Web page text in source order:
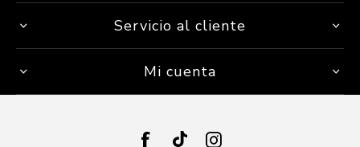
Servicio al cliente
Mi cuenta